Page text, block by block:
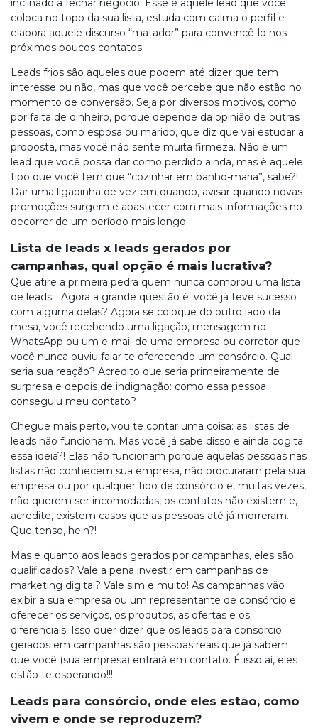
inclinado a fechar negócio. Esse é aquele lead que você
coloca no topo da sua lista, estuda com calma o perfil e
elabora aquele discurso “matador” para convencê-lo nos
próximos poucos contatos.
Leads frios são aqueles que podem até dizer que tem
interesse ou não, mas que você percebe que não estão no
momento de conversão. Seja por diversos motivos, como
por falta de dinheiro, porque depende da opinião de outras
pessoas, como esposa ou marido, que diz que vai estudar a
proposta, mas você não sente muita firmeza. Não é um
lead que você possa dar como perdido ainda, mas é aquele
tipo que você tem que “cozinhar em banho-maria”, sabe?!
Dar uma ligadinha de vez em quando, avisar quando novas
promoções surgem e abastecer com mais informações no
decorrer de um período mais longo.
Lista de leads x leads gerados por
campanhas, qual opção é mais lucrativa?
Que atire a primeira pedra quem nunca comprou uma lista
de leads… Agora a grande questão é: você já teve sucesso
com alguma delas? Agora se coloque do outro lado da
mesa, você recebendo uma ligação, mensagem no
WhatsApp ou um e-mail de uma empresa ou corretor que
você nunca ouviu falar te oferecendo um consórcio. Qual
seria sua reação? Acredito que seria primeiramente de
surpresa e depois de indignação: como essa pessoa
conseguiu meu contato?
Chegue mais perto, vou te contar uma coisa: as listas de
leads não funcionam. Mas você já sabe disso e ainda cogita
essa ideia?! Elas não funcionam porque aquelas pessoas nas
listas não conhecem sua empresa, não procuraram pela sua
empresa ou por qualquer tipo de consórcio e, muitas vezes,
não querem ser incomodadas, os contatos não existem e,
acredite, existem casos que as pessoas até já morreram.
Que tenso, hein?!
Mas e quanto aos leads gerados por campanhas, eles são
qualificados? Vale a pena investir em campanhas de
marketing digital? Vale sim e muito! As campanhas vão
exibir a sua empresa ou um representante de consórcio e
oferecer os serviços, os produtos, as ofertas e os
diferenciais. Isso quer dizer que os leads para consórcio
gerados em campanhas são pessoas reais que já sabem
que você (sua empresa) entrará em contato. É isso aí, eles
estão te esperando!!!
Leads para consórcio, onde eles estão, como
vivem e onde se reproduzem?